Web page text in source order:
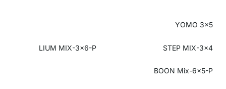
YOMO 3x5
LIUM MIX-3x6-P STEP MIX-3x4
BOON Mix-6x5-P